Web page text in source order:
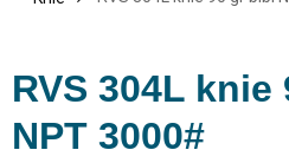
RVS 304L
NPT 3000#